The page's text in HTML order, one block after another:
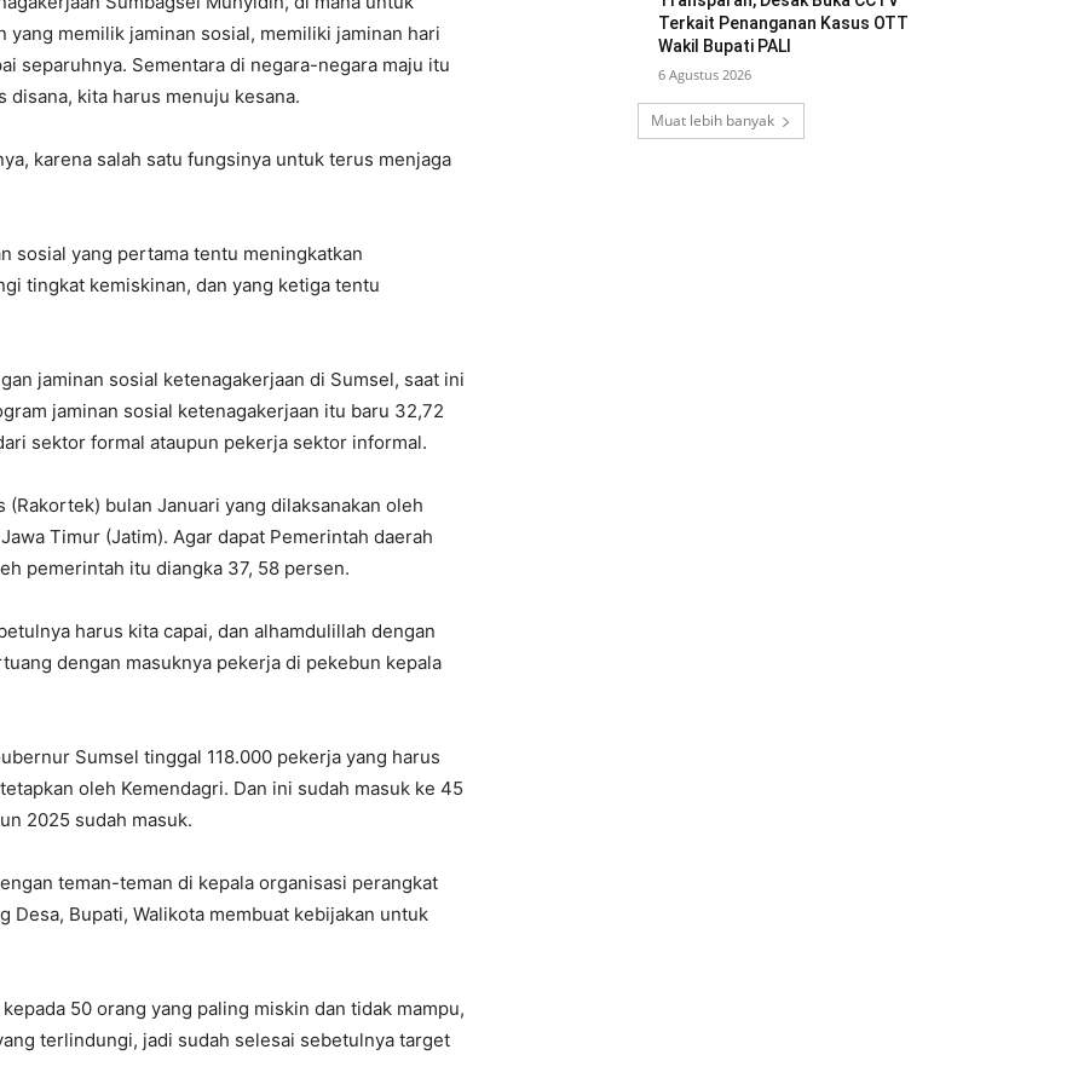
memilik jaminan sosial, memiliki jaminan hari
separuhnya. Sementara di negara-negara maju itu
disana, kita harus menuju kesana.
karena salah satu fungsinya untuk terus menjaga
sosial yang pertama tentu meningkatkan
tingkat kemiskinan, dan yang ketiga tentu
jaminan sosial ketenagakerjaan di Sumsel, saat ini
jaminan sosial ketenagakerjaan itu baru 32,72
sektor formal ataupun pekerja sektor informal.
bulan Januari yang dilaksanakan oleh
Timur (Jatim). Agar dapat Pemerintah daerah
pemerintah itu diangka 37, 58 persen.
harus kita capai, dan alhamdulillah dengan
dengan masuknya pekerja di pekebun kepala
Sumsel tinggal 118.000 pekerja yang harus
oleh Kemendagri. Dan ini sudah masuk ke 45
2025 sudah masuk.
teman-teman di kepala organisasi perangkat
Desa, Bupati, Walikota membuat kebijakan untuk
50 orang yang paling miskin dan tidak mampu,
terlindungi, jadi sudah selesai sebetulnya target
Terkait Penanganan Kasus OTT
Wakil Bupati PALI
6 Agustus 2026
Muat lebih banyak